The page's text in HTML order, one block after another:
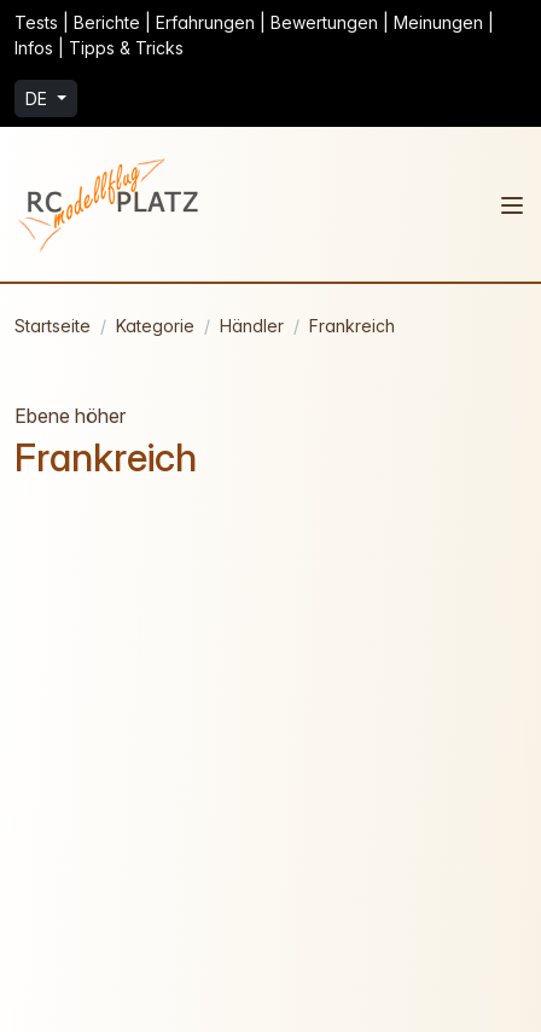
Tests | Berichte | Erfahrungen | Bewertungen | Meinungen |
Infos | Tipps & Tricks
DE
Startseite Kategorie Händler Frankreich
Ebene höher
Frankreich